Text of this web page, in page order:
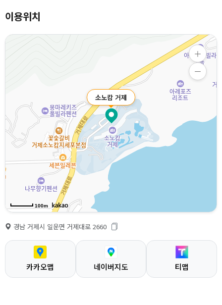
이용위치
소노캄 거제
100m
경남 거제시 일운면 거제대로 2660
카카오맵 네이버지도 티맵